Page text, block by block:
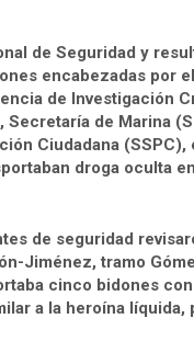
de Seguridad y
encabezadas por
de Investigación
de Marina
Ciudadana
droga oculta
de seguridad
Jiménez, tramo
cinco bidones
a la heroína